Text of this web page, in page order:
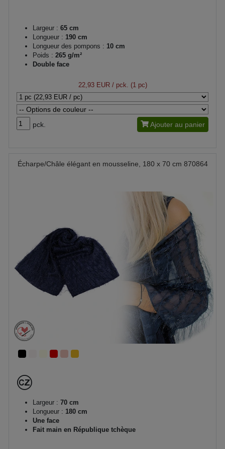
Largeur : 65 cm
Longueur : 190 cm
Longueur des pompons : 10 cm
Poids : 265 g/m²
Double face
22,93 EUR/ pck. (1 pc)
pck. Ajouter au panier
Écharpe/Châle élégant en mousseline, 180 x 70 cm 870864
Largeur : 70 cm
Longueur : 180 cm
Une face
Fait main en République tchèque